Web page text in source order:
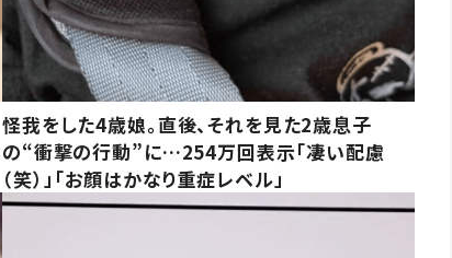
怪我をした4歳娘。直後、それを見た2歳息子
の“衝撃の行動”に…254万回表示「凄い配慮
（笑）」「お顔はかなり重症レベル」